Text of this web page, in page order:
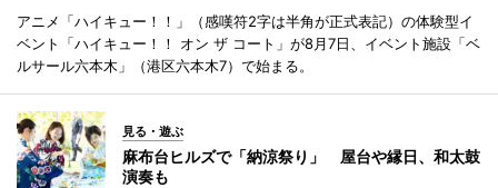
アニメ「ハイキュー！！」（感嘆符2字は半角が正式表記）の体験型イ
ベント「ハイキュー！！ オン ザ コート」が8月7日、イベント施設「ベ
ルサール六本木」（港区六本木7）で始まる。
見る・遊ぶ
麻布台ヒルズで「納涼祭り」 屋台や縁日、和太鼓
演奏も